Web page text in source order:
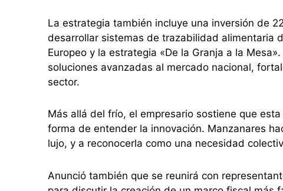
La estrategia también incluye una inversión de
desarrollar sistemas de trazabilidad alimentaria
Europeo y la estrategia «De la Granja a la
soluciones avanzadas al mercado nacional,
sector.
Más allá del frío, el empresario sostiene que
forma de entender la innovación. Manzanares
lujo, y a reconocerla como una necesidad
Anunció también que se reunirá con